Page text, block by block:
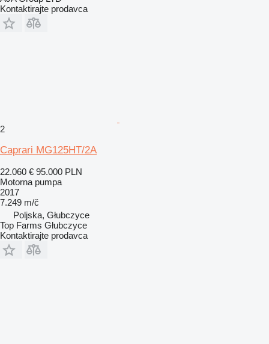
Kontaktirajte prodavca
2
Caprari MG125HT/2A
22.060 € 95.000 PLN
Motorna pumpa
2017
7.249 m/č
Poljska, Głubczyce
Top Farms Głubczyce
Kontaktirajte prodavca